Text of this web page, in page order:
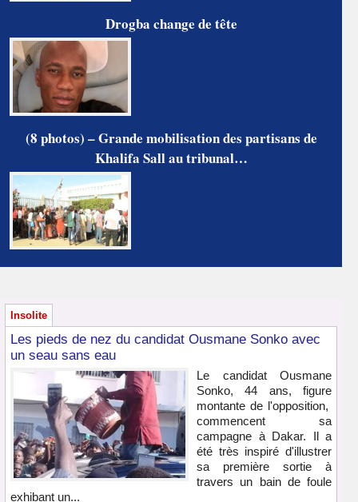
Drogba change de tête
(8 photos) – Grande mobilisation des partisans de
Khalifa Sall au tribunal…
Insolite
Les pieds de nez du candidat Ousmane Sonko avec
un seau sans eau
Le candidat Ousmane
Sonko, 44 ans, figure
montante de l'opposition,
commencent sa
campagne à Dakar. Il a
été très inspiré d'illustrer
sa première sortie à
travers un bain de foule
exhibant un...